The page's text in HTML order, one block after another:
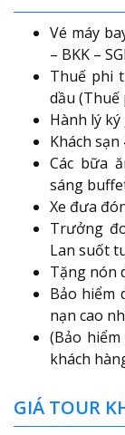
Vé máy
– BKK –
Thuế phi
dầu (Thuế
Hành lý
Khách
Các bữa
sáng
Xe đưa
Trưởng
Lan suốt
Tặng nón
Bảo hiểm
nạn cao
(Bảo
khách
GIÁ TOUR